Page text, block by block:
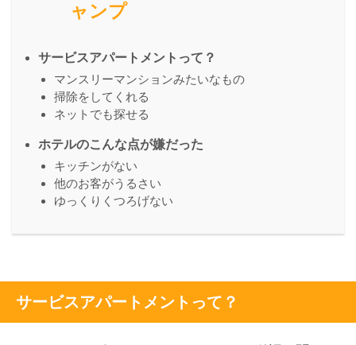
ャンプ
サービスアパートメントって？
マンスリーマンションみたいなもの
掃除をしてくれる
ネットでも探せる
ホテルのこんな点が嫌だった
キッチンがない
他のお客がうるさい
ゆっくりくつろげない
サービスアパートメントって？